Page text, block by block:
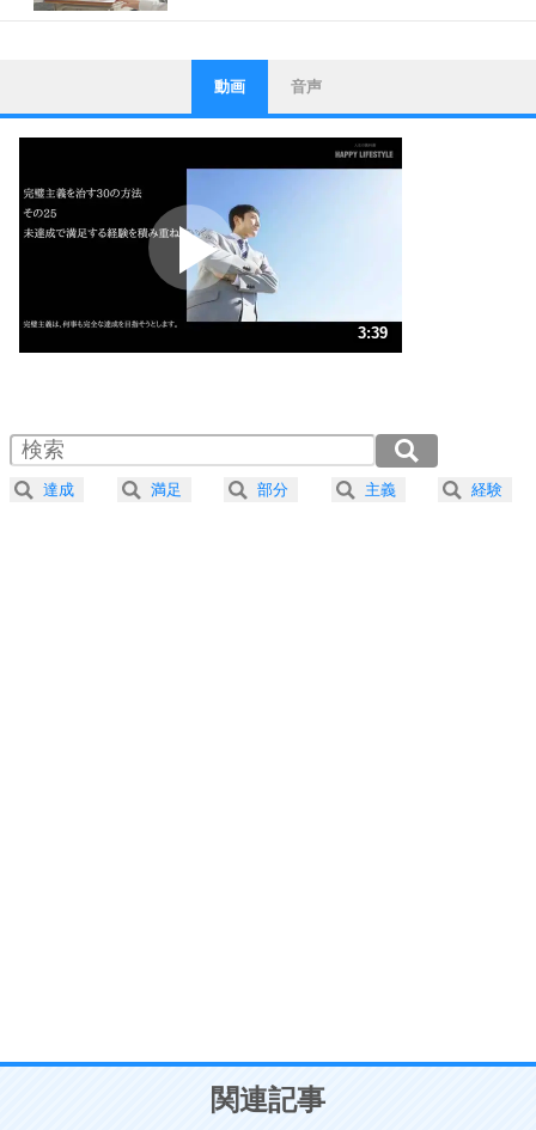
1
ストレス対策
他人と比べない。
いっそのこと、他人を見ない。
いらいらしない人になる30の方法
プラス思考
ポジティブになれない原因は、行動しないから。
ポジティブ思考になる30の方法
ストレス対策
人生、なんとかなるもの。
気楽に生きる30の方法
4 器の大きい人は、怒りを優しさで表現する。
プラス思考
ことが大切。
動画 音声
3:39
2.0倍速 （430KB 1分49秒）
2.5倍速 （344KB 1分27秒）
3.0倍速 （287KB 1分13秒）
達成 満足 部分 主義 経験
関連記事